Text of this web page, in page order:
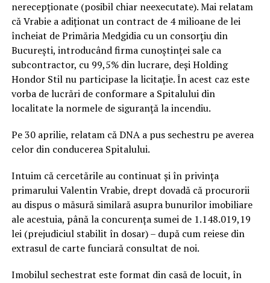
nerecepționate (posibil chiar neexecutate). Mai relatam
că Vrabie a adiționat un contract de 4 milioane de lei
încheiat de Primăria Medgidia cu un consorțiu din
București, introducând firma cunoștinței sale ca
subcontractor, cu 99,5% din lucrare, deși Holding
Hondor Stil nu participase la licitație. În acest caz este
vorba de lucrări de conformare a Spitalului din
localitate la normele de siguranță la incendiu.
Pe 30 aprilie, relatam că DNA a pus sechestru pe averea
celor din conducerea Spitalului.
Intuim că cercetările au continuat și în privința
primarului Valentin Vrabie, drept dovadă că procurorii
au dispus o măsură similară asupra bunurilor imobiliare
ale acestuia, până la concurența sumei de 1.148.019,19
lei (prejudiciul stabilit în dosar) – după cum reiese din
extrasul de carte funciară consultat de noi.
Imobilul sechestrat este format din casă de locuit, în